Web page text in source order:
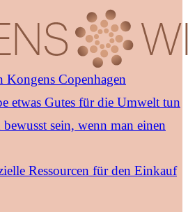
Copenhagen
etwas Gutes für die Umwelt tun
bewusst sein, wenn man einen
Ressourcen für den Einkauf